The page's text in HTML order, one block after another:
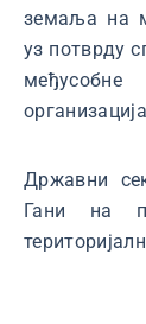
земаља на
уз потврду
Државни
Гани на